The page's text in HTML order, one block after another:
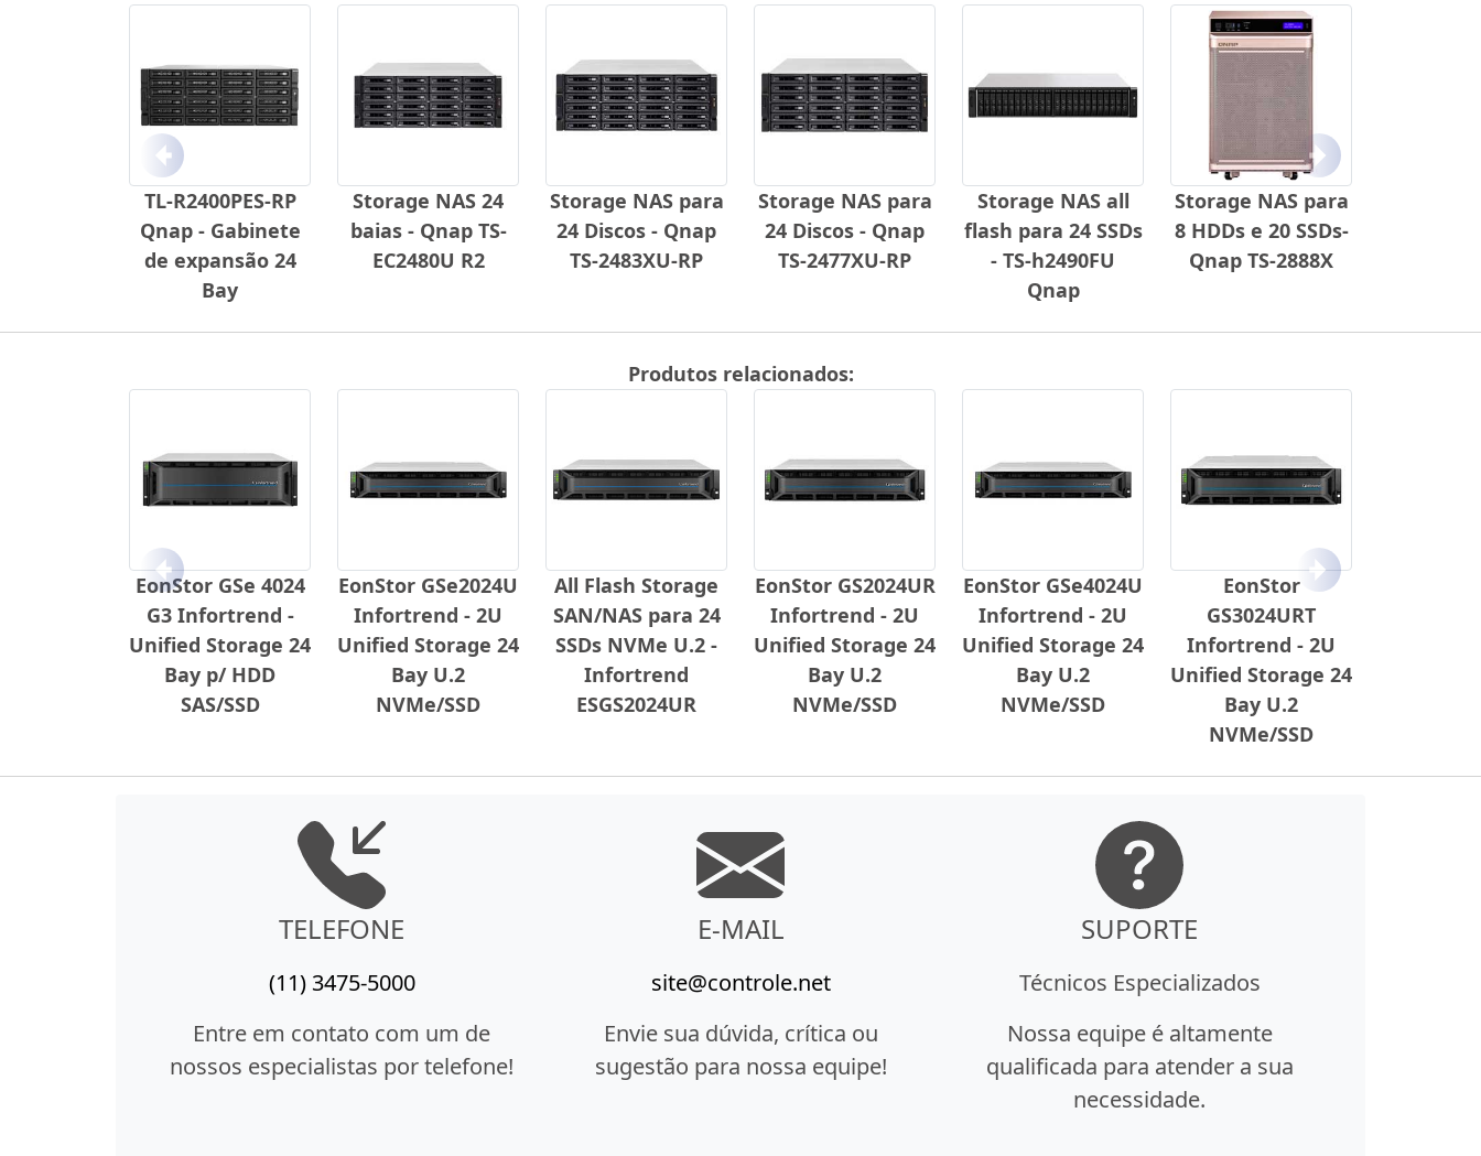
TL-R2400PES-RP
Qnap - Gabinete
de expansão 24
Bay
Storage NAS 24
baias - Qnap TS-
EC2480U R2
Storage NAS para
24 Discos - Qnap
TS-2483XU-RP
Storage NAS para
24 Discos - Qnap
TS-2477XU-RP
Storage NAS all
flash para 24 SSDs
- TS-h2490FU
Qnap
Storage NAS para
8 HDDs e 20 SSDs-
Qnap TS-2888X
Anterior Próximo
Produtos relacionados:
EonStor GSe 4024
G3 Infortrend -
Unified Storage 24
Bay p/ HDD
SAS/SSD
EonStor GSe2024U
Infortrend - 2U
Unified Storage 24
Bay U.2
NVMe/SSD
All Flash Storage
SAN/NAS para 24
SSDs NVMe U.2 -
Infortrend
ESGS2024UR
EonStor GS2024UR
Infortrend - 2U
Unified Storage 24
Bay U.2
NVMe/SSD
EonStor GSe4024U
Infortrend - 2U
Unified Storage 24
Bay U.2
NVMe/SSD
EonStor
GS3024URT
Infortrend - 2U
Unified Storage 24
Bay U.2
NVMe/SSD
Anterior Próximo
TELEFONE
(11) 3475-5000
Entre em contato com um de
nossos especialistas por telefone!
E-MAIL
site@controle.net
Envie sua dúvida, crítica ou
sugestão para nossa equipe!
SUPORTE
Técnicos Especializados
Nossa equipe é altamente
qualificada para atender a sua
necessidade.